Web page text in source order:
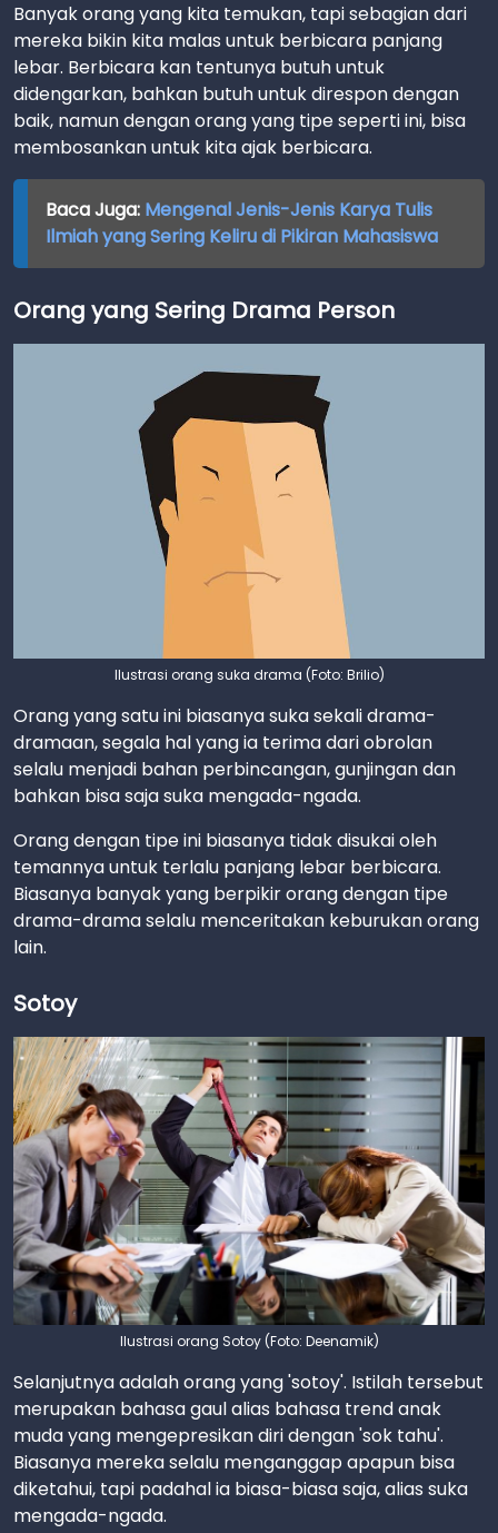
Banyak orang yang kita temukan, tapi sebagian dari
mereka bikin kita malas untuk berbicara panjang
lebar. Berbicara kan tentunya butuh untuk
didengarkan, bahkan butuh untuk direspon dengan
baik, namun dengan orang yang tipe seperti ini, bisa
membosankan untuk kita ajak berbicara.
Baca Juga: Mengenal Jenis-Jenis Karya Tulis
Ilmiah yang Sering Keliru di Pikiran Mahasiswa
Orang yang Sering Drama Person
Ilustrasi orang suka drama (Foto: Brilio)
Orang yang satu ini biasanya suka sekali drama-
dramaan, segala hal yang ia terima dari obrolan
selalu menjadi bahan perbincangan, gunjingan dan
bahkan bisa saja suka mengada-ngada.
Orang dengan tipe ini biasanya tidak disukai oleh
temannya untuk terlalu panjang lebar berbicara.
Biasanya banyak yang berpikir orang dengan tipe
drama-drama selalu menceritakan keburukan orang
lain.
Sotoy
Ilustrasi orang Sotoy (Foto: Deenamik)
Selanjutnya adalah orang yang 'sotoy'. Istilah tersebut
merupakan bahasa gaul alias bahasa trend anak
muda yang mengepresikan diri dengan 'sok tahu'.
Biasanya mereka selalu menganggap apapun bisa
diketahui, tapi padahal ia biasa-biasa saja, alias suka
mengada-ngada.